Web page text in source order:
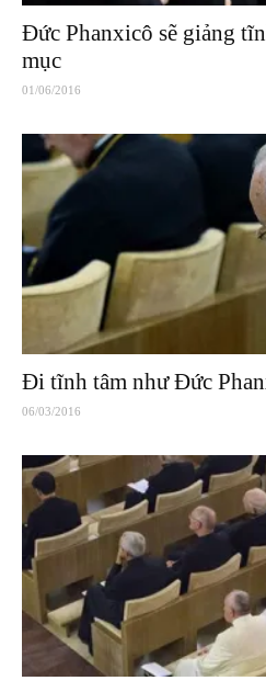
Đức Phanxicô sẽ giảng
mục
01/06/2016
Đi tĩnh tâm như Đức
06/03/2016